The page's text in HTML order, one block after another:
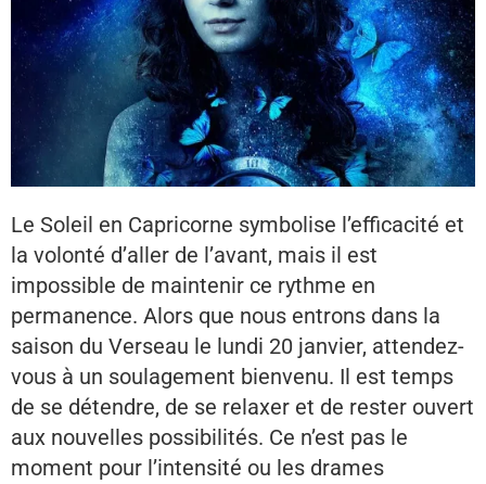
Le Soleil en Capricorne symbolise l’efficacité et
la volonté d’aller de l’avant, mais il est
impossible de maintenir ce rythme en
permanence. Alors que nous entrons dans la
saison du Verseau le lundi 20 janvier, attendez-
vous à un soulagement bienvenu. Il est temps
de se détendre, de se relaxer et de rester ouvert
aux nouvelles possibilités. Ce n’est pas le
moment pour l’intensité ou les drames